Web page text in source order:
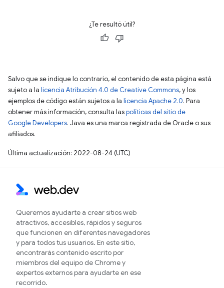
¿Te resultó útil?
Salvo que se indique lo contrario, el contenido de esta página está
sujeto a la licencia Atribución 4.0 de Creative Commons, y los
ejemplos de código están sujetos a la licencia Apache 2.0. Para
obtener más información, consulta laspolíticas del sitio de
Google Developers. Java es una marca registrada de Oracle o sus
afiliados.
Última actualización: 2022-08-24 (UTC)
Queremos ayudarte a crear sitios web
atractivos, accesibles, rápidos y seguros
que funcionen en diferentes navegadores
y para todos tus usuarios. En este sitio,
encontrarás contenido escrito por
miembros del equipo de Chrome y
expertos externos para ayudarte en ese
recorrido.